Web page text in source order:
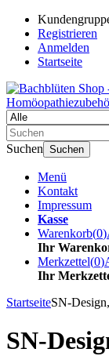
Registrieren
Anmelden
Startseite
Suchen Suchen
Menü
Kontakt
Impressum
Kasse
Warenkorb(0)
Ihr
Merkzettel(0)
Ihr
StartseiteSN-
SN-